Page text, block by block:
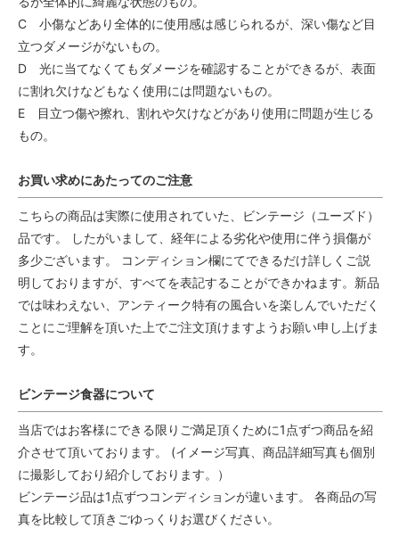
C 小傷などあり全体的に使用感は感じられるが、深い傷など目
立つダメージがないもの。
D 光に当てなくてもダメージを確認することができるが、表面
に割れ欠けなどもなく使用には問題ないもの。
E 目立つ傷や擦れ、割れや欠けなどがあり使用に問題が生じる
もの。
お買い求めにあたってのご注意
こちらの商品は実際に使用されていた、ビンテージ（ユーズド）
品です。 したがいまして、経年による劣化や使用に伴う損傷が
多少ございます。 コンディション欄にてできるだけ詳しくご説
明しておりますが、すべてを表記することができかねます。新品
では味わえない、アンティーク特有の風合いを楽しんでいただく
ことにご理解を頂いた上でご注文頂けますようお願い申し上げま
す。
ビンテージ食器について
当店ではお客様にできる限りご満足頂くために1点ずつ商品を紹
介させて頂いております。 (イメージ写真、商品詳細写真も個別
に撮影しており紹介しております。）
ビンテージ品は1点ずつコンディションが違います。 各商品の写
真を比較して頂きごゆっくりお選びください。